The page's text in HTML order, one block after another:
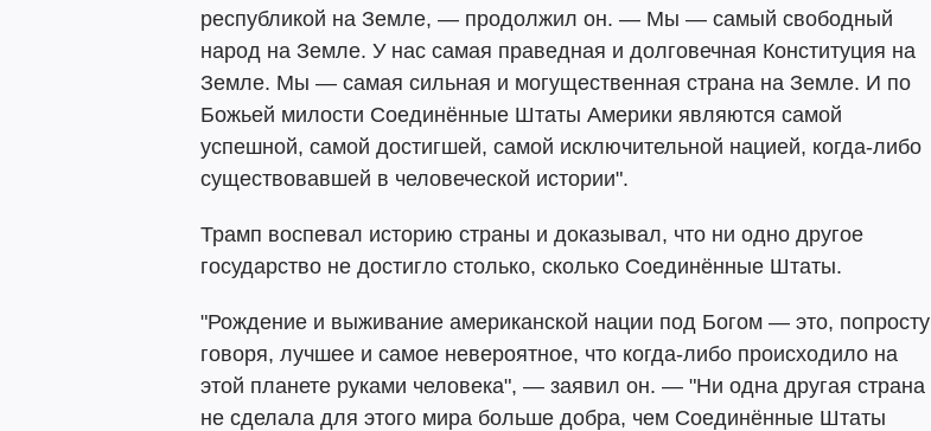
республикой на Земле, — продолжил он. — Мы — самый свободный
народ на Земле. У нас самая праведная и долговечная Конституция на
Земле. Мы — самая сильная и могущественная страна на Земле. И по
Божьей милости Соединённые Штаты Америки являются самой
успешной, самой достигшей, самой исключительной нацией, когда-либо
существовавшей в человеческой истории".
Трамп воспевал историю страны и доказывал, что ни одно другое
государство не достигло столько, сколько Соединённые Штаты.
"Рождение и выживание американской нации под Богом — это, попросту
говоря, лучшее и самое невероятное, что когда-либо происходило на
этой планете руками человека", — заявил он. — "Ни одна другая страна
не сделала для этого мира больше добра, чем Соединённые Штаты